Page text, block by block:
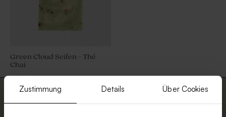
Zustimmung Details Über Cookies
Green Cloud Seifen - Thé
Chai
Abonniere unseren Newsletter und